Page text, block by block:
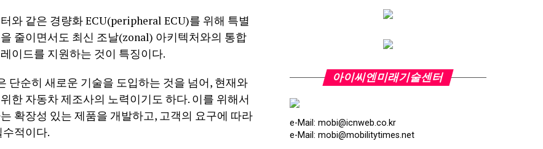
와 같은 경량화 ECU(peripheral ECU)를 위해 특별
줄이면서도 최신 조날(zonal) 아키텍처와의 통합
이드를 지원하는 것이 특징이다.
단순히 새로운 기술을 도입하는 것을 넘어, 현재와
한 자동차 제조사의 노력이기도 하다. 이를 위해서
확장성 있는 제품을 개발하고, 고객의 요구에 따라
적이다.
아이씨엔미래기술센터
e-Mail: mobi@icnweb.co.kr
e-Mail: mobi@mobilitytimes.net